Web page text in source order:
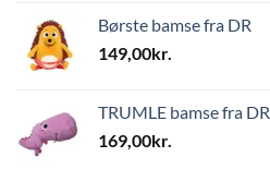
Børste bamse fra DR
149,00kr.
TRUMLE bamse fra DR
169,00kr.